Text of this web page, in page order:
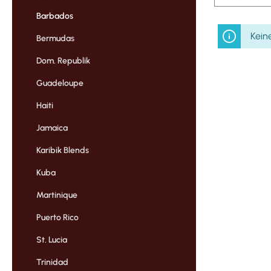
Barbados
Bermudas
Dom. Republik
Guadeloupe
Haiti
Jamaica
Karibik Blends
Kuba
Martinique
Puerto Rico
St. Lucia
Trinidad